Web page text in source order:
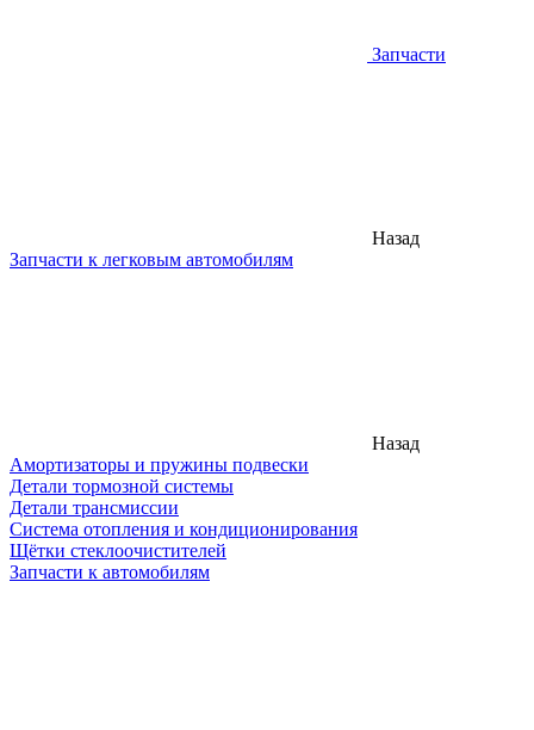
Запчасти
Назад
Запчасти к легковым автомобилям
Назад
Амортизаторы и пружины подвески
Детали тормозной системы
Детали трансмиссии
Система отопления и кондиционирования
Щётки стеклоочистителей
Запчасти к автомобилям